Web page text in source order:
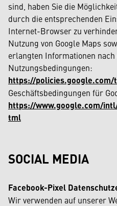
sind, haben Sie die
durch die entsprechenden
Internet-Browser zu
Nutzung von Google Maps
erlangten Informationen nach
Nutzungsbedingungen:
https://policies.google.com/
Geschäftsbedingungen für
https://www.google.com/
tml
SOCIAL MEDIA
Facebook-Pixel
Wir verwenden auf unserer